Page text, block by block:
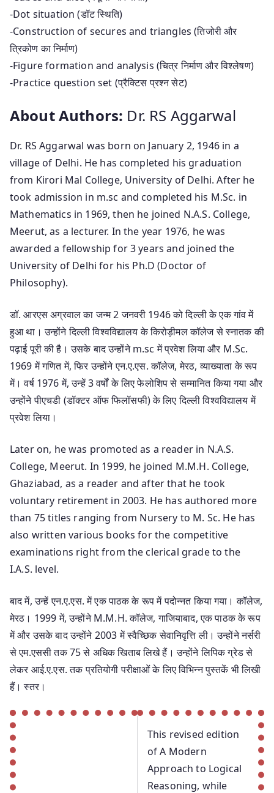
-Dot situation (डॉट स्थिति)
-Construction of secures and triangles (तिजोरी और
त्रिकोण का निर्माण)
-Figure formation and analysis (चित्र निर्माण और विश्लेषण)
-Practice question set (प्रैक्टिस प्रश्न सेट)
About Authors: Dr. RS Aggarwal
Dr. RS Aggarwal was born on January 2, 1946 in a
village of Delhi. He has completed his graduation
from Kirori Mal College, University of Delhi. After he
took admission in m.sc and completed his M.Sc. in
Mathematics in 1969, then he joined N.A.S. College,
Meerut, as a lecturer. In the year 1976, he was
awarded a fellowship for 3 years and joined the
University of Delhi for his Ph.D (Doctor of
Philosophy).
डॉ. आरएस अग्रवाल का जन्म 2 जनवरी 1946 को दिल्ली के एक गांव में
हुआ था। उन्होंने दिल्ली विश्वविद्यालय के किरोड़ीमल कॉलेज से स्नातक की
पढ़ाई पूरी की है। उसके बाद उन्होंने m.sc में प्रवेश लिया और M.Sc.
1969 में गणित में, फिर उन्होंने एन.ए.एस. कॉलेज, मेरठ, व्याख्याता के रूप
में। वर्ष 1976 में, उन्हें 3 वर्षों के लिए फेलोशिप से सम्मानित किया गया और
उन्होंने पीएचडी (डॉक्टर ऑफ फिलॉसफी) के लिए दिल्ली विश्वविद्यालय में
प्रवेश लिया।
Later on, he was promoted as a reader in N.A.S.
College, Meerut. In 1999, he joined M.M.H. College,
Ghaziabad, as a reader and after that he took
voluntary retirement in 2003. He has authored more
than 75 titles ranging from Nursery to M. Sc. He has
also written various books for the competitive
examinations right from the clerical grade to the
I.A.S. level.
बाद में, उन्हें एन.ए.एस. में एक पाठक के रूप में पदोन्नत किया गया। कॉलेज,
मेरठ। 1999 में, उन्होंने M.M.H. कॉलेज, गाजियाबाद, एक पाठक के रूप
में और उसके बाद उन्होंने 2003 में स्वैच्छिक सेवानिवृत्ति ली। उन्होंने नर्सरी
से एम.एससी तक 75 से अधिक खिताब लिखे हैं। उन्होंने लिपिक ग्रेड से
लेकर आई.ए.एस. तक प्रतियोगी परीक्षाओं के लिए विभिन्न पुस्तकें भी लिखी
हैं। स्तर।
This revised edition
of A Modern
Approach to Logical
Reasoning, while